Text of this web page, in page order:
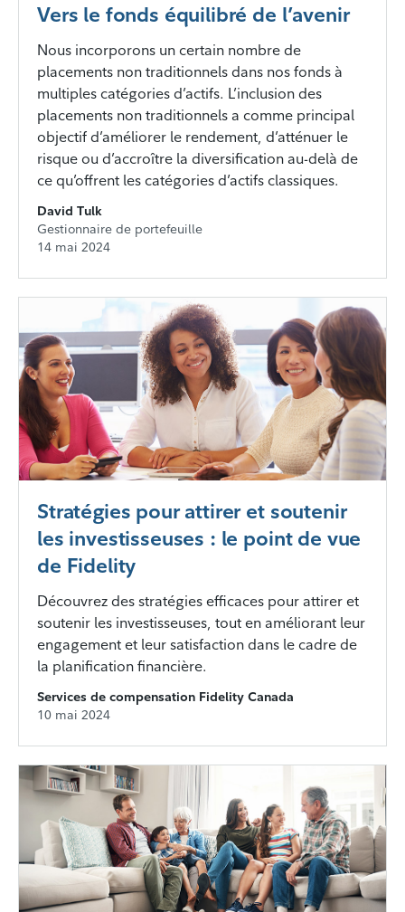
Vers le fonds équilibré de l’avenir
Nous incorporons un certain nombre de
placements non traditionnels dans nos fonds à
multiples catégories d’actifs. L’inclusion des
placements non traditionnels a comme principal
objectif d’améliorer le rendement, d’atténuer le
risque ou d’accroître la diversification au-delà de
ce qu’offrent les catégories d’actifs classiques.
David Tulk
Gestionnaire de portefeuille
14 mai 2024
Stratégies pour attirer et soutenir
les investisseuses : le point de vue
de Fidelity
Découvrez des stratégies efficaces pour attirer et
soutenir les investisseuses, tout en améliorant leur
engagement et leur satisfaction dans le cadre de
la planification financière.
Services de compensation Fidelity Canada
10 mai 2024